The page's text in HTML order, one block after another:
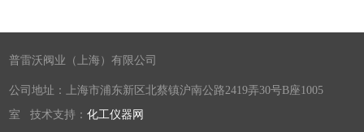
普雷沃阀业（上海）有限公司
公司地址：上海市浦东新区北蔡镇沪南公路2419弄30号B座1005
室 技术支持：化工仪器网